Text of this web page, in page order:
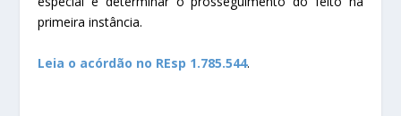
primeira instância.
Leia o acórdão no REsp 1.785.544.